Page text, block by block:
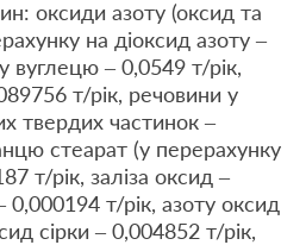
оксиди азоту (оксид та
на діоксид азоту –
вуглецю – 0,0549 т/рік,
т/рік, речовини у
твердих частинок –
стеарат (у перерахунку
т/рік, заліза оксид –
т/рік, азоту оксид
сірки – 0,004852 т/рік,